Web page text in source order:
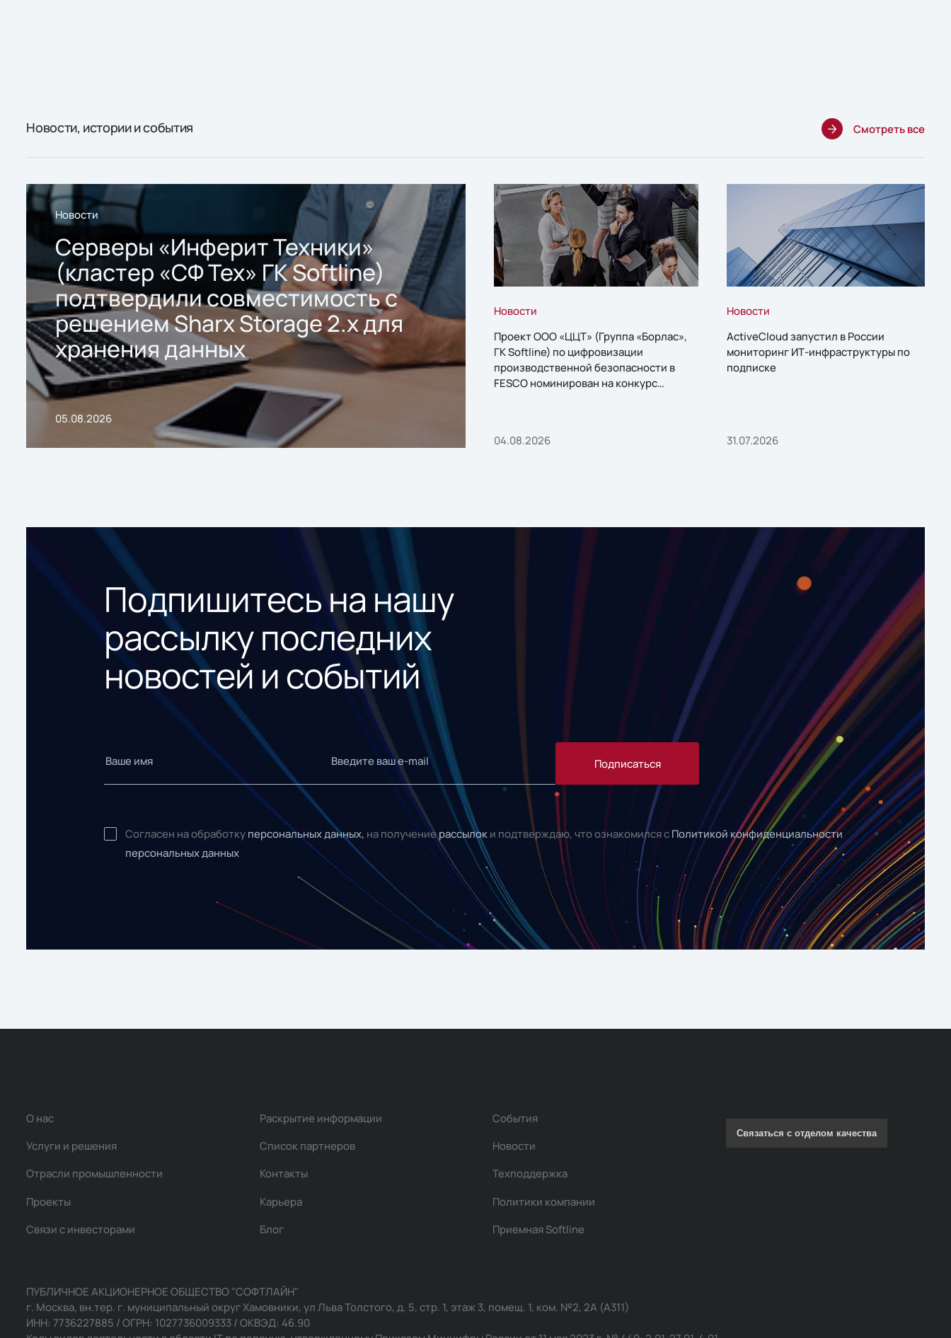
Новости, истории и события Смотреть все
Новости
Серверы «Инферит Техники»
(кластер «СФ Тех» ГК Softline)
подтвердили совместимость с
решением Sharx Storage 2.x для
хранения данных
05.08.2026
Новости
Проект ООО «ЦЦТ» (Группа «Борлас»,
ГК Softline) по цифровизации
производственной безопасности в
FESCO номинирован на конкурс
04.08.2026
Новости
ActiveCloud запустил в России
мониторинг ИТ-инфраструктуры по
подписке
31.07.2026
Подпишитесь на нашу
рассылку последних
новостей и событий
Подписаться
Согласен на обработку персональных данных, на получениерассылок и подтверждаю, что ознакомился с Политикой конфиденциальности
персональных данных
О нас
Услуги и решения
Отрасли промышленности
Проекты
Связи с инвесторами
Раскрытие информации
Список партнеров
Контакты
Карьера
Блог
События
Новости
Техподдержка
Политики компании
Приемная Softline
Связаться с отделом качества
ПУБЛИЧНОЕ АКЦИОНЕРНОЕ ОБЩЕСТВО "СОФТЛАЙН"
г. Москва, вн.тер. г. муниципальный округ Хамовники, ул Льва Толстого, д. 5, стр. 1, этаж 3, помещ. 1, ком. №2, 2А (А311)
ИНН: 7736227885 / ОГРН: 1027736009333 / ОКВЭД: 46.90